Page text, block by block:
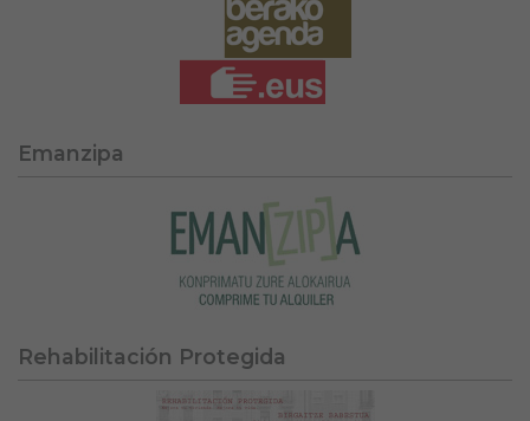
Emanzipa
Rehabilitación Protegida